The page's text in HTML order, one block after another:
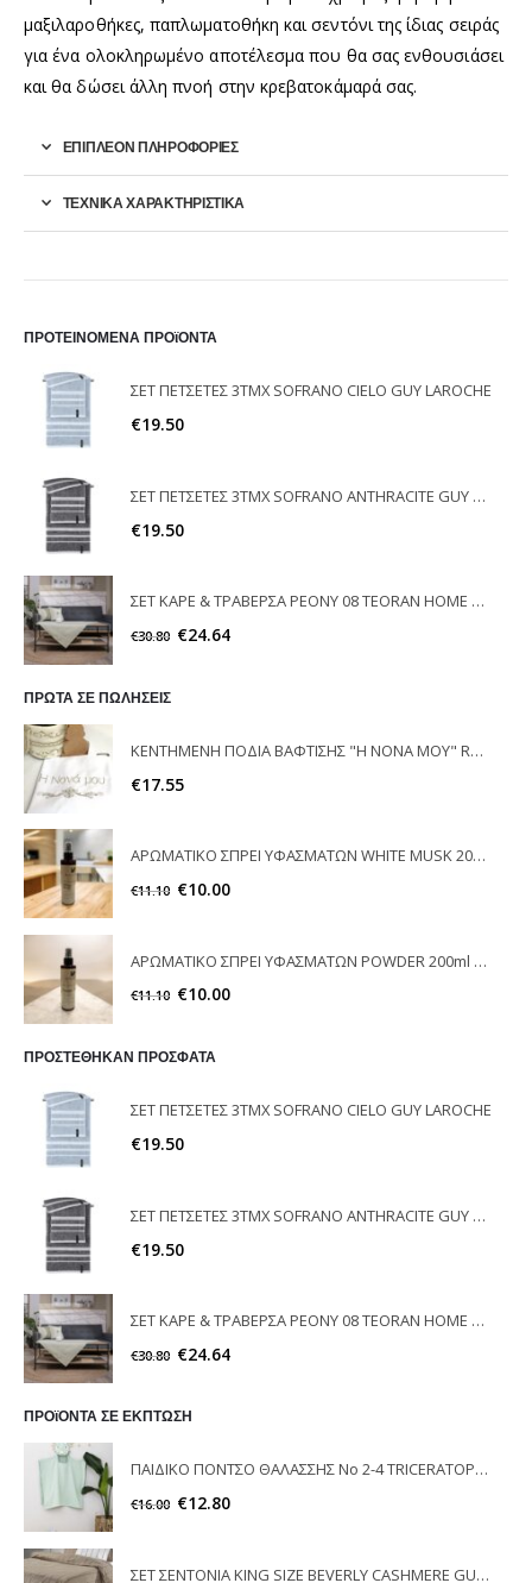
μαξιλαροθήκες, παπλωματοθήκη και σεντόνι της ίδιας σειράς
για ένα ολοκληρωμένο αποτέλεσμα που θα σας ενθουσιάσει
και θα δώσει άλλη πνοή στην κρεβατοκάμαρά σας.
ΕΠΙΠΛΈΟΝ ΠΛΗΡΟΦΟΡΊΕΣ
ΤΕΧΝΙΚΑ ΧΑΡΑΚΤΗΡΙΣΤΙΚΑ
ΠΡΟΤΕΙΝΟΜΕΝΑ ΠΡΟϊΟΝΤΑ
ΣΕΤ ΠΕΤΣΕΤΕΣ 3ΤΜΧ SOFRANO CIELO GUY LAROCHE
€19.50
ΣΕΤ ΠΕΤΣΕΤΕΣ 3ΤΜΧ SOFRANO ANTHRACITE GUY LAROCHE
€19.50
ΣΕΤ ΚΑΡΕ & ΤΡΑΒΕΡΣΑ PEONY 08 TEORAN HOME & MORE
€30.80 €24.64
ΠΡΩΤΑ ΣΕ ΠΩΛΗΣΕΙΣ
ΚΕΝΤΗΜΕΝΗ ΠΟΔΙΑ ΒΑΦΤΙΣΗΣ "Η ΝΟΝΑ ΜΟΥ" RAISON D'ETRE
€17.55
ΑΡΩΜΑΤΙΚΟ ΣΠΡΕΙ ΥΦΑΣΜΑΤΩΝ WHITE MUSK 200ml ELEGANT
€11.10 €10.00
ΑΡΩΜΑΤΙΚΟ ΣΠΡΕΙ ΥΦΑΣΜΑΤΩΝ POWDER 200ml ELEGANT
€11.10 €10.00
ΠΡΟΣΤΕΘΗΚΑΝ ΠΡΟΣΦΑΤΑ
ΣΕΤ ΠΕΤΣΕΤΕΣ 3ΤΜΧ SOFRANO CIELO GUY LAROCHE
€19.50
ΣΕΤ ΠΕΤΣΕΤΕΣ 3ΤΜΧ SOFRANO ANTHRACITE GUY LAROCHE
€19.50
ΣΕΤ ΚΑΡΕ & ΤΡΑΒΕΡΣΑ PEONY 08 TEORAN HOME & MORE
€30.80 €24.64
ΠΡΟϊΟΝΤΑ ΣΕ ΕΚΠΤΩΣΗ
ΠΑΙΔΙΚΟ ΠΟΝΤΣΟ ΘΑΛΑΣΣΗΣ No 2-4 TRICERATOPS NIMA HOME
€16.00 €12.80
ΣΕΤ ΣΕΝΤΟΝΙΑ KING SIZE BEVERLY CASHMERE GUY LAROCHE